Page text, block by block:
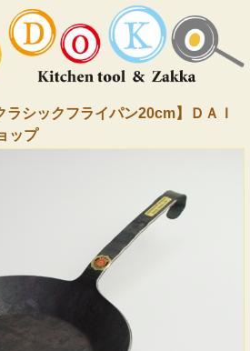
シックフライパン20cm】ＤＡＩ
ップ